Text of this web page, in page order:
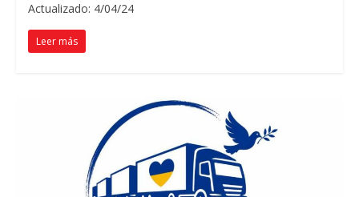
Actualizado: 4/04/24
Leer más